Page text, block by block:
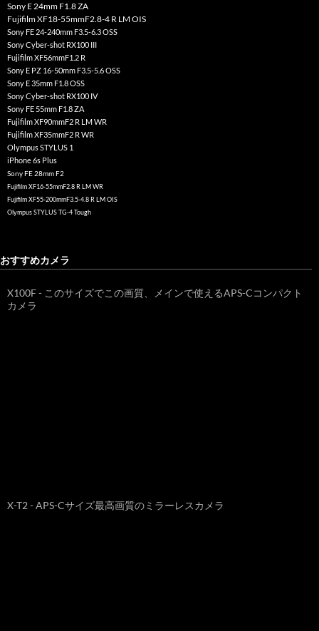
Sony E 24mm F1.8 ZA
Fujifilm XF18-55mmF2.8-4 R LM OIS
Sony FE 24-240mm F3.5-6.3 OSS
Sony Cyber-shot RX100 III
Fujifilm XF56mmF1.2 R
Sony E PZ 16-50mm F3.5-5.6 OSS
Sony E 35mm F1.8 OSS
Sony Cyber-shot RX100 IV
Sony FE 55mm F1.8 ZA
Fujifilm XF90mmF2 R LM WR
Fujifilm XF35mmF2 R WR
Olympus STYLUS 1
iPhone 6s Plus
Sony FE 28mm F2
Fujifilm XF16-55mmF2.8 R LM WR
Fujifilm XF55-200mmF3.5-4.8 R LM OIS
Olympus STYLUS TG-4 Tough
おすすめカメラ
X100F - このサイズでこの画質、メインで使えるAPS-Cコンパクト
カメラ
X-T2 - APS-Cサイズ最高画質のミラーレスカメラ